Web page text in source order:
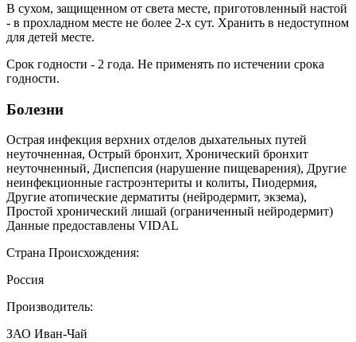
В сухом, защищенном от света месте, приготовленный настой
- в прохладном месте не более 2-х сут. Хранить в недоступном
для детей месте.
Срок годности - 2 года. Не применять по истечении срока
годности.
Болезни
Острая инфекция верхних отделов дыхательных путей
неуточненная, Острый бронхит, Хронический бронхит
неуточненный, Диспепсия (нарушение пищеварения), Другие
неинфекционные гастроэнтериты и колиты, Пиодермия,
Другие атопические дерматиты (нейродермит, экзема),
Простой хронический лишай (ограниченный нейродермит)
Данные предоставлены VIDAL
Страна Происхождения:
Россия
Производитель:
ЗАО Иван-Чай